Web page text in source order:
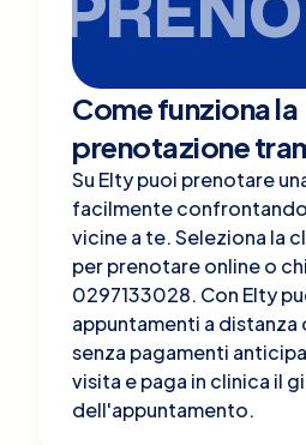
Come funziona la
prenotazione
Su Elty puoi prenotare
facilmente
vicine a te. Seleziona la
per prenotare online o
0297133028. Con Elty
appuntamenti a distanza
senza pagamenti
visita e paga in clinica il
dell'appuntamento.